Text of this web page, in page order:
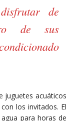
de
de sus
juguetes acuáticos
los invitados. El
para horas de